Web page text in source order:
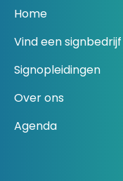
Home
Vind een signbedrijf
Signopleidingen
Over ons
Agenda